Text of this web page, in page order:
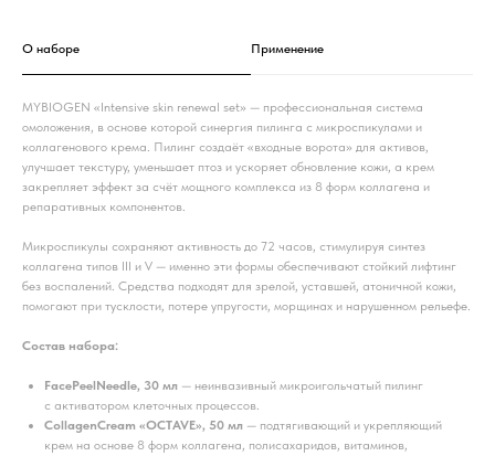
О наборе Применение
MYBIOGEN «Intensive skin renewal set» — профессиональная система
омоложения, в основе которой синергия пилинга с микроспикулами и
коллагенового крема. Пилинг создаёт «входные ворота» для активов,
улучшает текстуру, уменьшает птоз и ускоряет обновление кожи, а крем
закрепляет эффект за счёт мощного комплекса из 8 форм коллагена и
репаративных компонентов.
Микроспикулы сохраняют активность до 72 часов, стимулируя синтез
коллагена типов III и V — именно эти формы обеспечивают стойкий лифтинг
без воспалений. Средства подходят для зрелой, уставшей, атоничной кожи,
помогают при тусклости, потере упругости, морщинах и нарушенном рельефе.
Состав набора:
FacePeelNeedle, 30 мл — неинвазивный микроигольчатый пилинг
с активатором клеточных процессов.
CollagenCream «OCTAVE», 50 мл — подтягивающий и укрепляющий
крем на основе 8 форм коллагена, полисахаридов, витаминов,